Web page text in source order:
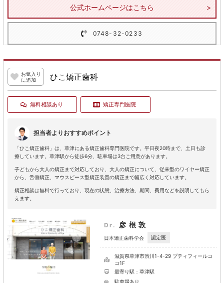
公式ホームページはこちら
0748-32-0233
お気入り
に追加
ひこ矯正歯科
無料相談あり 矯正専門医院
担当者よりおすすめポイント
「ひこ矯正歯科」は、草津にある矯正歯科専門医院です。平日夜20時まで、土日も診
療しています。草津駅から徒歩6分、駐車場は3台ご用意があります。
子どもから大人の矯正まで対応しており、大人の矯正について、従来型のワイヤー矯正
から、舌側矯正、マウスピース型矯正装置の矯正まで幅広く対応しています。
矯正相談は無料で行っており、現在の状態、治療方法、期間、費用などを説明してもら
えます。
Dr. 彦根敦
日本矯正歯科学会 認定医
滋賀県草津市渋川1-4-29 プティフィールコ
コ1F
最寄り駅：草津駅
駐車場あり